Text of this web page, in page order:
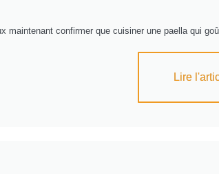
maintenant confirmer que cuisiner une paella qui
Lire